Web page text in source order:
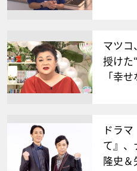
マツコ
授けた
「幸
ドラ
て』、
隆史